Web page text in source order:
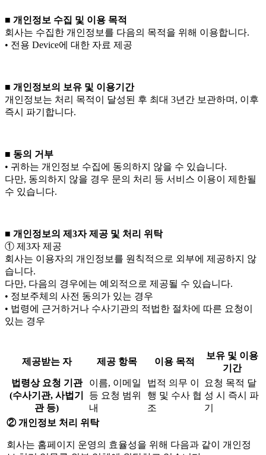
■ 개인정보 수집 및 이용 목적
회사는 수집한 개인정보를 다음의 목적을 위해 이용합니다.
• 전용 Device에 대한 자료 제공
■ 개인정보의 보유 및 이용기간
개인정보는 처리 목적이 달성된 후 최대 3년간 보관하며, 이후
즉시 파기합니다.
■ 동의 거부
• 귀하는 개인정보 수집에 동의하지 않을 수 있습니다.
다만, 동의하지 않을 경우 문의 처리 등 서비스 이용이 제한될
수 있습니다.
■ 개인정보의 제3자 제공 및 처리 위탁
① 제3자 제공
회사는 이용자의 개인정보를 원칙적으로 외부에 제공하지 않
습니다.
다만, 다음의 경우에는 예외적으로 제공될 수 있습니다.
• 정보주체의 사전 동의가 있는 경우
• 법령에 근거하거나 수사기관의 적법한 절차에 따른 요청이
있는 경우
제공받는 자 제공 항목 이용 목적
보유 및 이용
기간
법령상 요청 기관
(수사기관, 사법기
관 등)
이름, 이메일
등 요청 범위
내
법적 의무 이
행 및 수사 협
조
요청 목적 달
성 시 즉시 파
기
② 개인정보 처리 위탁
회사는 홈페이지 운영의 효율성을 위해 다음과 같이 개인정